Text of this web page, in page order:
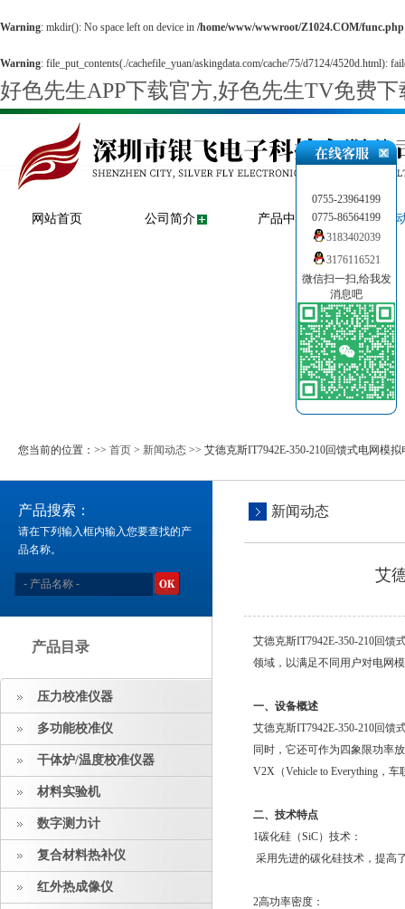
Warning: mkdir(): No space left on device in /home/www/wwwroot/Z1024.COM/func.php
Warning: file_put_contents(./cachefile_yuan/askingdata.com/cache/75/d7124/4520d.html):
好色先生APP下载官方,好色先生TV免费
网站首页 公司简介 产品中心 新闻
您当前的位置：>> 首页 > 新闻动态 >> 艾德克斯IT7942E-350-210回馈式电网模
产品搜索：
请在下列输入框内输入您要查找的产
品名称。
产品目录
压力校准仪器
多功能校准仪
干体炉/温度校准仪器
材料实验机
数字测力计
复合材料热补仪
红外热成像仪
新闻动态
艾
艾德克斯IT7942E-350-210回
领域，以满足不同用户对电网
一、设备概述
艾德克斯IT7942E-350-210回
同时，它还可作为四象限功率
V2X（Vehicle to Everything，
二、技术特点
1碳化硅（SiC）技术：
采用先进的碳化硅技术，提高
2高功率密度：
0755-23964199
0775-86564199
3183402039
3176116521
微信扫一扫,给我发
消息吧